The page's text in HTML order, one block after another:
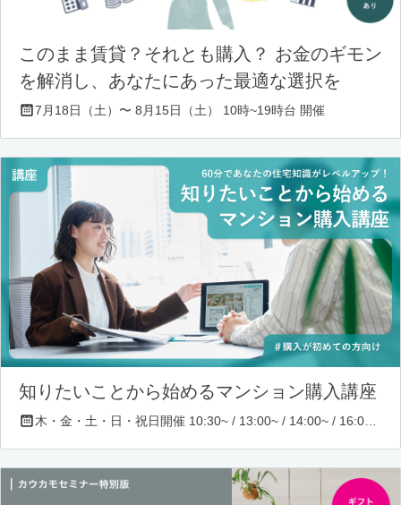
このまま賃貸？それとも購入？ お金のギモン
を解消し、あなたにあった最適な選択を
7月18日（土）〜 8月15日（土） 10時~19時台 開催
知りたいことから始めるマンション購入講座